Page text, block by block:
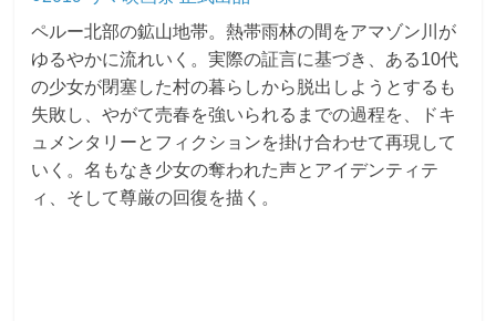
ペルー北部の鉱山地帯。熱帯雨林の間をアマゾン川が
ゆるやかに流れいく。実際の証言に基づき、ある10代
の少女が閉塞した村の暮らしから脱出しようとするも
失敗し、やがて売春を強いられるまでの過程を、ドキ
ュメンタリーとフィクションを掛け合わせて再現して
いく。名もなき少女の奪われた声とアイデンティテ
ィ、そして尊厳の回復を描く。